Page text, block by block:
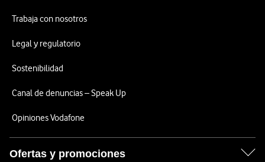
Trabaja con nosotros
Legal y regulatorio
Sostenibilidad
Canal de denuncias – Speak Up
Opiniones Vodafone
Ofertas y promociones